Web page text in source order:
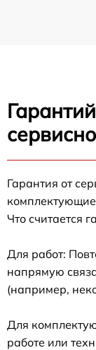
Гарантия от
Что считается
Для работ:
напрямую
(например,
Для
работе или